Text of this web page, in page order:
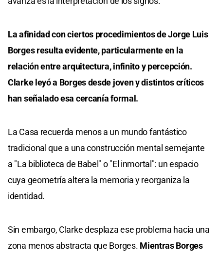
La afinidad con ciertos procedimientos de Jorge Luis
Borges resulta evidente, particularmente en la
relación entre arquitectura, infinito y percepción.
Clarke leyó a Borges desde joven y distintos críticos
han señalado esa cercanía formal.
La Casa recuerda menos a un mundo fantástico
tradicional que a una construcción mental semejante
a "La biblioteca de Babel" o "El inmortal": un espacio
cuya geometría altera la memoria y reorganiza la
identidad.
Sin embargo, Clarke desplaza ese problema hacia una
zona menos abstracta que Borges. Mientras Borges